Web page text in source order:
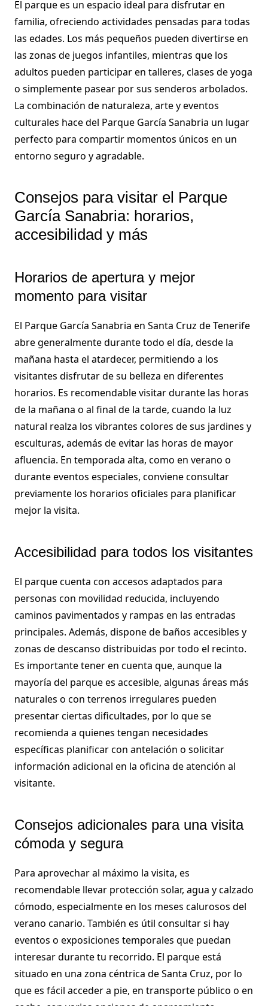
El parque es un espacio ideal para disfrutar en
familia, ofreciendo actividades pensadas para todas
las edades. Los más pequeños pueden divertirse en
las zonas de juegos infantiles, mientras que los
adultos pueden participar en talleres, clases de yoga
o simplemente pasear por sus senderos arbolados.
La combinación de naturaleza, arte y eventos
culturales hace del Parque García Sanabria un lugar
perfecto para compartir momentos únicos en un
entorno seguro y agradable.
Consejos para visitar el Parque
García Sanabria: horarios,
accesibilidad y más
Horarios de apertura y mejor
momento para visitar
El Parque García Sanabria en Santa Cruz de Tenerife
abre generalmente durante todo el día, desde la
mañana hasta el atardecer, permitiendo a los
visitantes disfrutar de su belleza en diferentes
horarios. Es recomendable visitar durante las horas
de la mañana o al final de la tarde, cuando la luz
natural realza los vibrantes colores de sus jardines y
esculturas, además de evitar las horas de mayor
afluencia. En temporada alta, como en verano o
durante eventos especiales, conviene consultar
previamente los horarios oficiales para planificar
mejor la visita.
Accesibilidad para todos los visitantes
El parque cuenta con accesos adaptados para
personas con movilidad reducida, incluyendo
caminos pavimentados y rampas en las entradas
principales. Además, dispone de baños accesibles y
zonas de descanso distribuidas por todo el recinto.
Es importante tener en cuenta que, aunque la
mayoría del parque es accesible, algunas áreas más
naturales o con terrenos irregulares pueden
presentar ciertas dificultades, por lo que se
recomienda a quienes tengan necesidades
específicas planificar con antelación o solicitar
información adicional en la oficina de atención al
visitante.
Consejos adicionales para una visita
cómoda y segura
Para aprovechar al máximo la visita, es
recomendable llevar protección solar, agua y calzado
cómodo, especialmente en los meses calurosos del
verano canario. También es útil consultar si hay
eventos o exposiciones temporales que puedan
interesar durante tu recorrido. El parque está
situado en una zona céntrica de Santa Cruz, por lo
que es fácil acceder a pie, en transporte público o en